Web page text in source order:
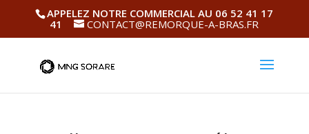
APPELEZ NOTRE COMMERCIAL AU 06 52 41 17
41
CONTACT@REMORQUE-A-BRAS.FR